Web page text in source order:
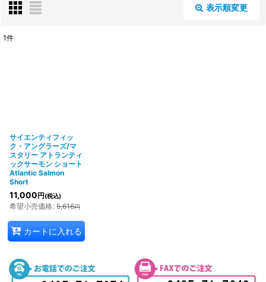
表示順変更
1件
サイエンティフィッ
ク・アングラーズ/マ
スタリー アトランティ
ックサーモン ショート
Atlantic Salmon
Short
11,000 円 (税込)
希望小売価格: 5,616円
カートに入れる